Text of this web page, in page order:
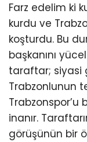
Farz edelim ki
kurdu ve
koşturdu. Bu
başkanını
taraftar; siyasi
Trabzonlunun
Trabzonspor’u
inanır.
görüşünün bir